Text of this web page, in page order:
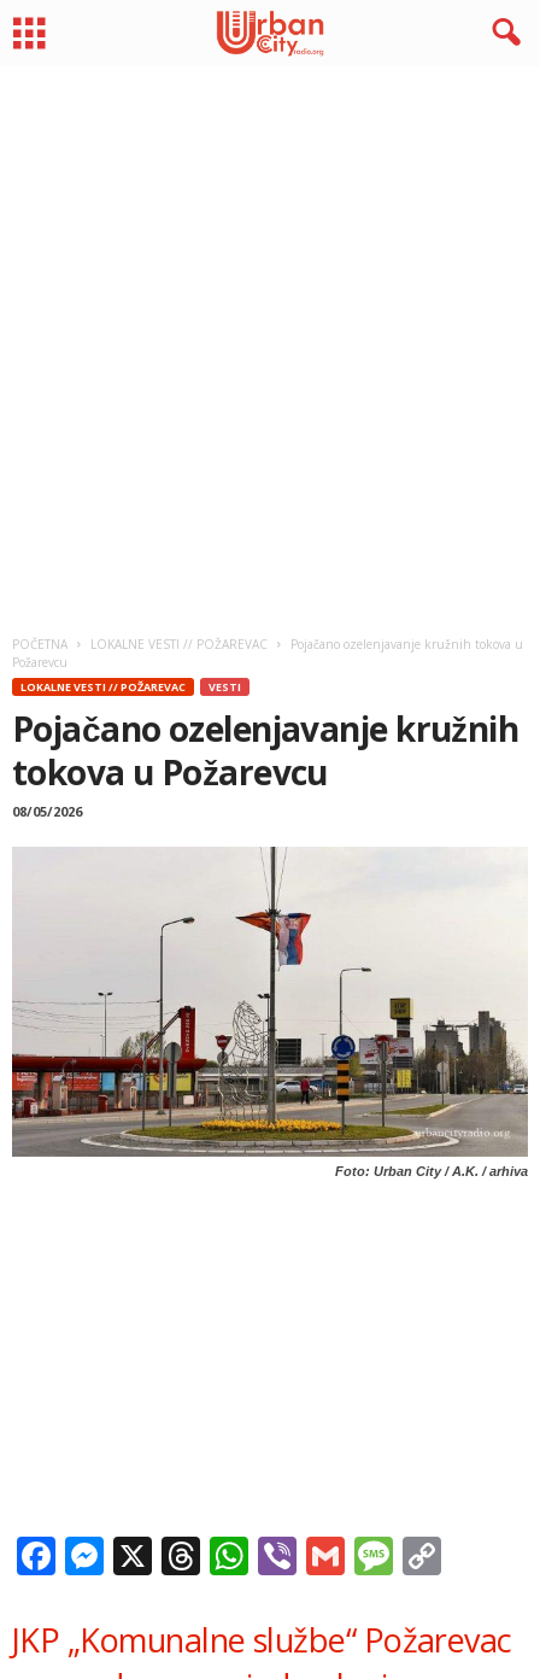
POČETNA LOKALNE VESTI // POŽAREVAC
Pojačano ozelenjavanje kružnih tokova u
Požarevcu
LOKALNE VESTI // POŽAREVAC VESTI
Pojačano ozelenjavanje kružnih
tokova u Požarevcu
08/05/2026
Foto: Urban City / A.K. / arhiva
Facebook
Messenger
X Threads
WhatsApp
ViberGmail
JKP „Komunalne službe“ Požarevac